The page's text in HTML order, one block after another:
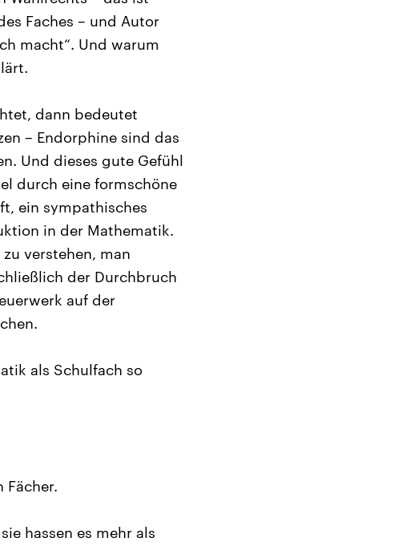
Faches – und Autor
macht“. Und warum
dann bedeutet
– Endorphine sind das
Und dieses gute Gefühl
durch eine formschöne
ein sympathisches
in der Mathematik.
verstehen, man
der Durchbruch
auf der
als Schulfach so
Fächer.
hassen es mehr als